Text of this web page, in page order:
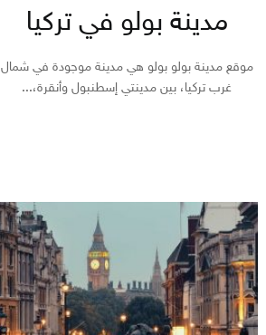
مدينة بولو في تركيا
موقع مدينة بولو بولو هي مدينة موجودة في شمال
غرب تركيا، بين مدينتي إسطنبول وأنقرة،...